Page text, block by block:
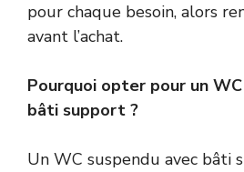
pour chaque besoin, alors
avant l’achat.
Pourquoi opter pour un
bâti support ?
Un WC suspendu avec bâti